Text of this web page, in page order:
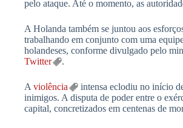
pelo ataque. Até o momento, as
A Holanda também se juntou aos
trabalhando em conjunto com uma
holandeses, conforme divulgado pelo
Twitter
.
A violência
intensa eclodiu no início
inimigos. A disputa de poder entre o
capital, concretizados em centenas de